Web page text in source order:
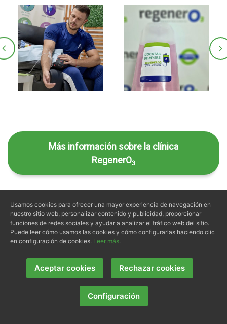
Más información sobre la clínica
RegenerO3
QUÉ DICEN DE NOSOTROS
Usamos cookies para ofrecer una mayor experiencia de navegación en
nuestro sitio web, personalizar contenido y publicidad, proporcionar
funciones de redes sociales y ayudar a analizar el tráfico web del sitio.
Puede leer cómo usamos las cookies y cómo configurarlas haciendo clic
en configuración de cookies. Leer más.
Aceptar cookies Rechazar cookies
Configuración